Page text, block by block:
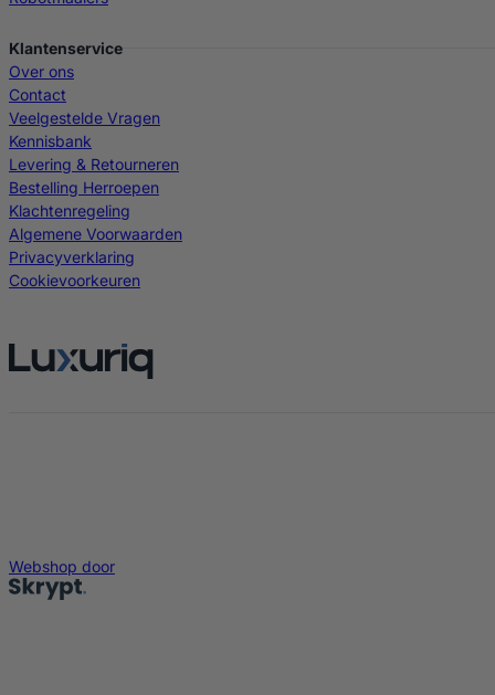
Klantenservice
Over ons
Contact
Veelgestelde Vragen
Kennisbank
Levering & Retourneren
Bestelling Herroepen
Klachtenregeling
Algemene Voorwaarden
Privacyverklaring
Cookievoorkeuren
Webshop door